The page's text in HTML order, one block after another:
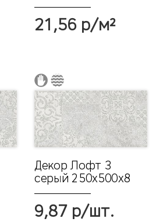
21,56 р/м²
Декор Лофт 3
серый 250х500x8
9,87 р/шт.